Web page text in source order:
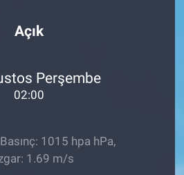
Açık
Perşembe
02:00
1015 hpa hPa,
1.69 m/s